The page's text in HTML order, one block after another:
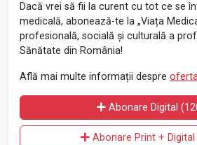
Dacă vrei să fii la curent cu tot ce se
medicală, abonează-te la „Viața
profesională, socială și culturală a
Sănătate din România!
Află mai multe informații despre
Abonare Digital
Abonare Print + Digital